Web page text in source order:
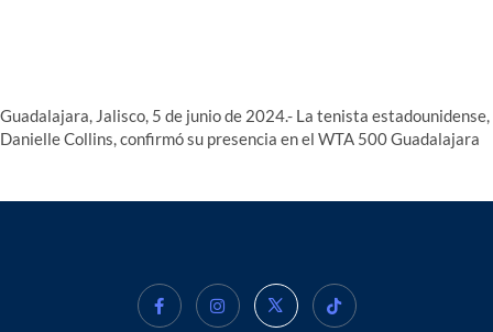
Guadalajara, Jalisco, 5 de junio de 2024.- La tenista estadounidense,
Danielle Collins, confirmó su presencia en el WTA 500 Guadalajara